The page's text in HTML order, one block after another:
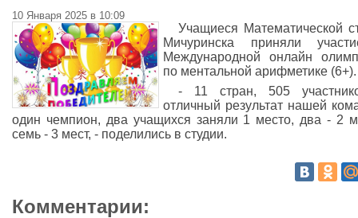
10 Января 2025 в 10:09
Учащиеся Математической
Мичуринска приняли
Международной онлайн
по ментальной арифметике (6+).
- 11 стран, 505
отличный результат нашей
один чемпион, два учащихся заняли 1 место, два - 2
семь - 3 мест, - поделились в студии.
Комментарии: